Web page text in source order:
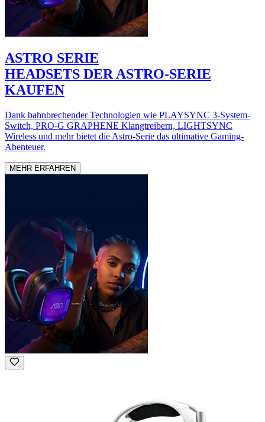
ASTRO SERIE
HEADSETS DER ASTRO-SERIE
KAUFEN
Dank bahnbrechender Technologien wie PLAYSYNC 3-System-
Switch, PRO-G GRAPHENE Klangtreibern, LIGHTSYNC
Wireless und mehr bietet die Astro-Serie das ultimative Gaming-
Abenteuer.
MEHR ERFAHREN